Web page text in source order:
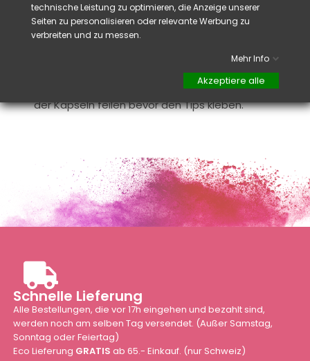
Inbegriffen:
- DieÜbungshand
- Arm-Erweiterung mit
Damit die Tips richtig halten, die Oberfläche
der Kapseln feilen bevor den Tips kleben.
Schnelle Lieferung
Alle Bestellungen, die vor 17h eingehen und bezahlt sind,
werden noch am selben Tag versendet. (Außer Samstag,
Sonntag oder Feiertag)
Eco Lieferung GRATIS ab 65.- Einkauf. (nur Schweiz)
technische Leistung zu optimieren, die Anzeige unserer
Seiten zu personalisieren oder relevante Werbung zu
verbreiten und zu messen.
Mehr Info
Akzeptiere alle